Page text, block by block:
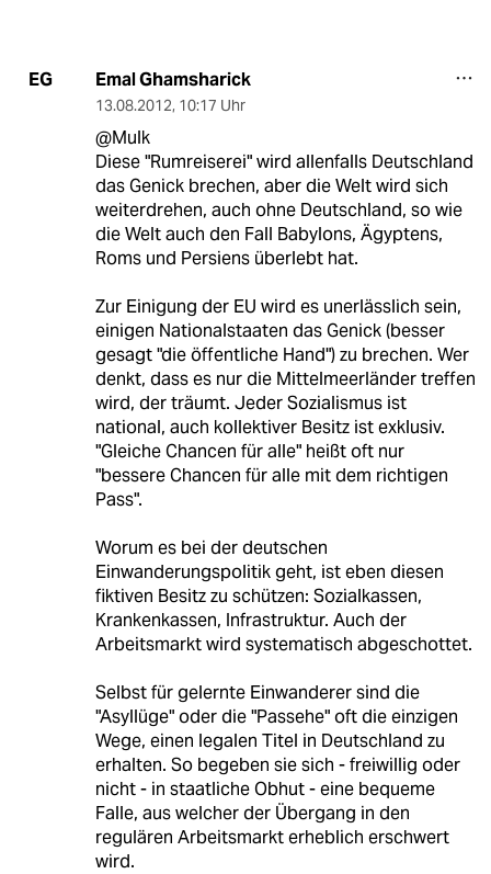
EG Emal Ghamsharick
13.08.2012, 10:17 Uhr
@Mulk
Diese "Rumreiserei" wird allenfalls Deutschland
das Genick brechen, aber die Welt wird sich
weiterdrehen, auch ohne Deutschland, so wie
die Welt auch den Fall Babylons, Ägyptens,
Roms und Persiens überlebt hat.
Zur Einigung der EU wird es unerlässlich sein,
einigen Nationalstaaten das Genick (besser
gesagt "die öffentliche Hand") zu brechen. Wer
denkt, dass es nur die Mittelmeerländer treffen
wird, der träumt. Jeder Sozialismus ist
national, auch kollektiver Besitz ist exklusiv.
"Gleiche Chancen für alle" heißt oft nur
"bessere Chancen für alle mit dem richtigen
Pass".
Worum es bei der deutschen
Einwanderungspolitik geht, ist eben diesen
fiktiven Besitz zu schützen: Sozialkassen,
Krankenkassen, Infrastruktur. Auch der
Arbeitsmarkt wird systematisch abgeschottet.
Selbst für gelernte Einwanderer sind die
"Asyllüge" oder die "Passehe" oft die einzigen
Wege, einen legalen Titel in Deutschland zu
erhalten. So begeben sie sich - freiwillig oder
nicht - in staatliche Obhut - eine bequeme
Falle, aus welcher der Übergang in den
regulären Arbeitsmarkt erheblich erschwert
wird.